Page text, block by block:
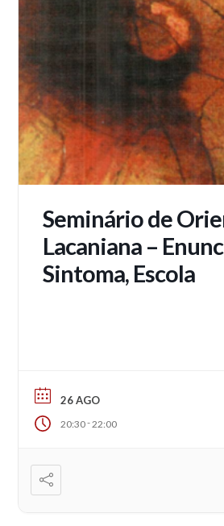
Seminário de
Lacaniana –
Sintoma, Escola
26 AGO
20:30-22:00